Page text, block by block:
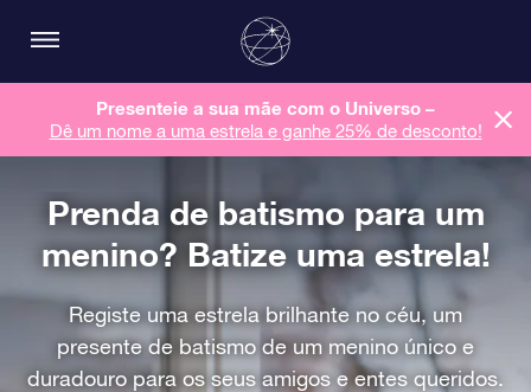
Presenteie a sua mãe com o Universo –
Dê um nome a uma estrela e ganhe 25% de desconto!
Prenda de batismo para um
menino? Batize uma estrela!
Registe uma estrela brilhante no céu, um
presente de batismo de um menino único e
duradouro para os seus amigos e entes queridos.